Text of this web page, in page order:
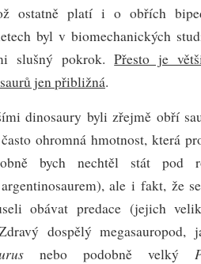
ostatně platí i o obřích
byl v biomechanických
slušný pokrok.Přesto je
jen přibližná.
dinosaury byli zřejmě obří
ohromná hmotnost, která
bych nechtěl stát pod
ale i fakt, že
obávat predace (jejich
dospělý megasauropod,
nebo podobně velký